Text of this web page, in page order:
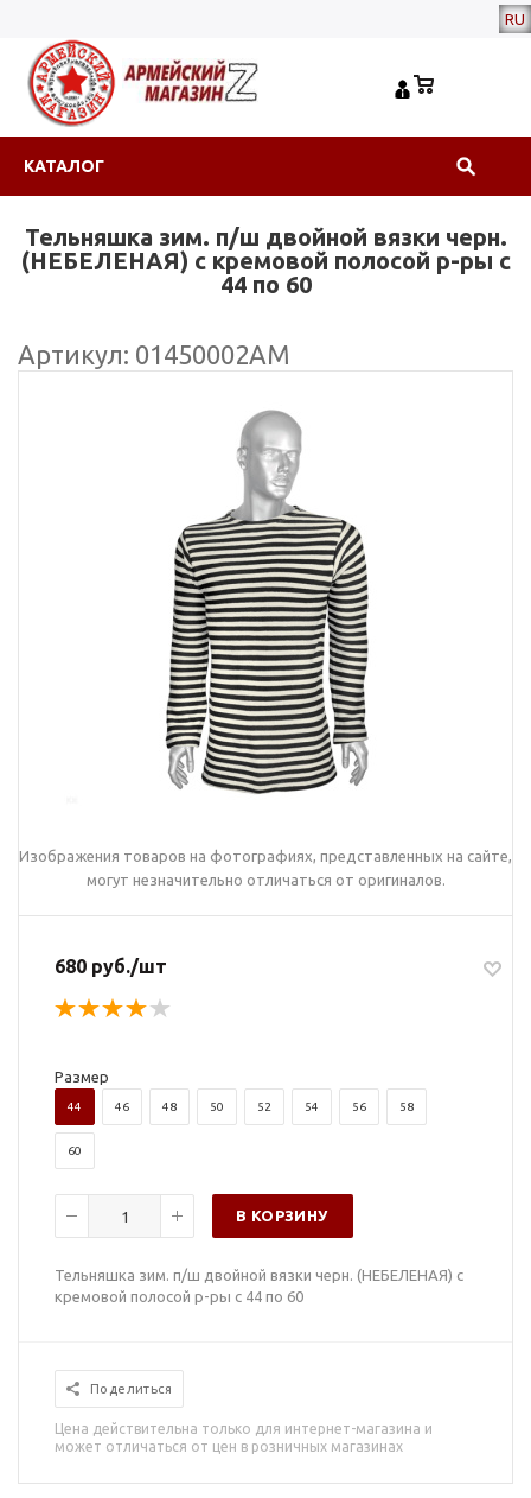
RU
КАТАЛОГ
Тельняшка зим. п/ш двойной вязки черн.
(НЕБЕЛЕНАЯ) с кремовой полосой р-ры с
44 по 60
Артикул: 01450002АМ
Изображения товаров на фотографиях, представленных на сайте,
могут незначительно отличаться от оригиналов.
680 руб./шт
Размер
44 46 48 50 52 54 56 58
60
В КОРЗИНУ
Тельняшка зим. п/ш двойной вязки черн. (НЕБЕЛЕНАЯ) с
кремовой полосой р-ры с 44 по 60
Поделиться
Цена действительна только для интернет-магазина и
может отличаться от цен в розничных магазинах